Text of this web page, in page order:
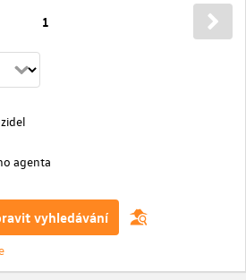
1
agenta
vyhledávání